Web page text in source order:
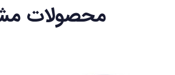
محصولات